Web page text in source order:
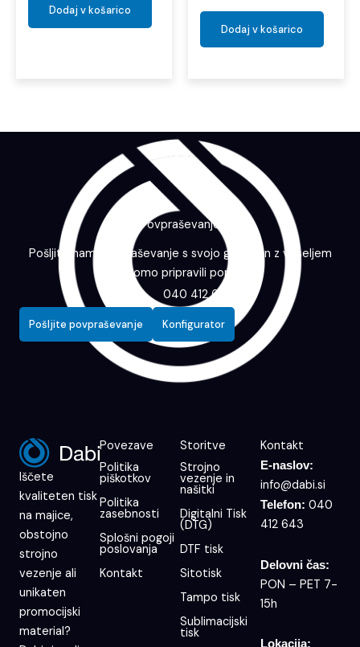
Dodaj v košarico
Dodaj v košarico
Povpraševanje
Pošljite nam povpraševanje s svojo grafiko in z veseljem
vam bomo pripravili ponudbo.
040 412 643
Pošljite povpraševanje Konfigurator
Iščete
kvaliteten tisk
na majice,
obstojno
strojno
vezenje ali
unikaten
promocijski
material?
Povezave
Politika
piškotkov
Politika
zasebnosti
Splošni pogoji
poslovanja
Kontakt
Storitve
Strojno
vezenje in
našitki
Digitalni Tisk
(DTG)
DTF tisk
Sitotisk
Tampo tisk
Sublimacijski
tisk
Kontakt
E-naslov:
info@dabi.si
Telefon: 040
412 643
Delovni čas:
PON – PET 7-
15h
Lokacija: